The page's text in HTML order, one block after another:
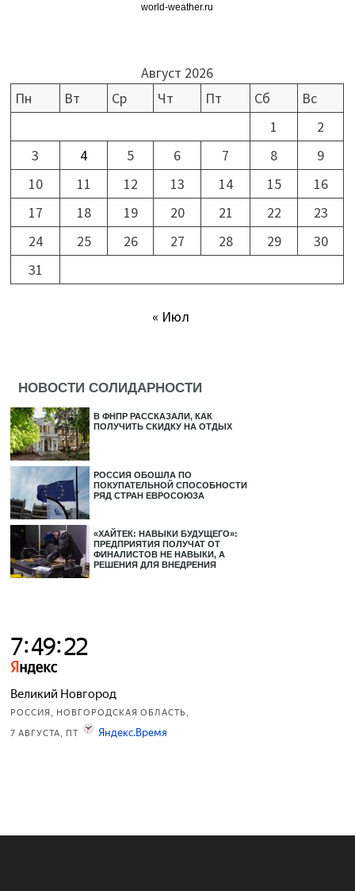
world-weather.ru
Август 2026
Пн
Вт Ср Чт Пт Сб
Вс
1
2
3
4 5 6 7 8
9
10
11 12 13 14 15
16
17
18 19 20 21 22
23
24
25 26 27 28 29
30
31
« Июл
НОВОСТИ СОЛИДАРНОСТИ
В ФНПР РАССКАЗАЛИ, КАК
ПОЛУЧИТЬ СКИДКУ НА ОТДЫХ
РОССИЯ ОБОШЛА ПО
ПОКУПАТЕЛЬНОЙ СПОСОБНОСТИ
РЯД СТРАН ЕВРОСОЮЗА
«ХАЙТЕК: НАВЫКИ БУДУЩЕГО»:
ПРЕДПРИЯТИЯ ПОЛУЧАТ ОТ
ФИНАЛИСТОВ НЕ НАВЫКИ, А
РЕШЕНИЯ ДЛЯ ВНЕДРЕНИЯ